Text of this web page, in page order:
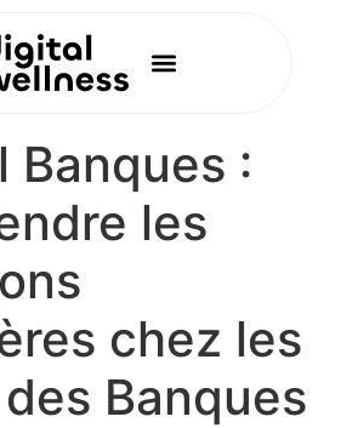
Banques :
les
chez les
Banques